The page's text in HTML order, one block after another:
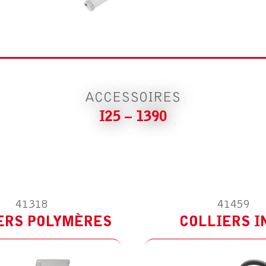
ACCESSOIRES
I25 – 1390
41318
POLYMÈRES
POUR I25 – 1390
41459
COLLIERS